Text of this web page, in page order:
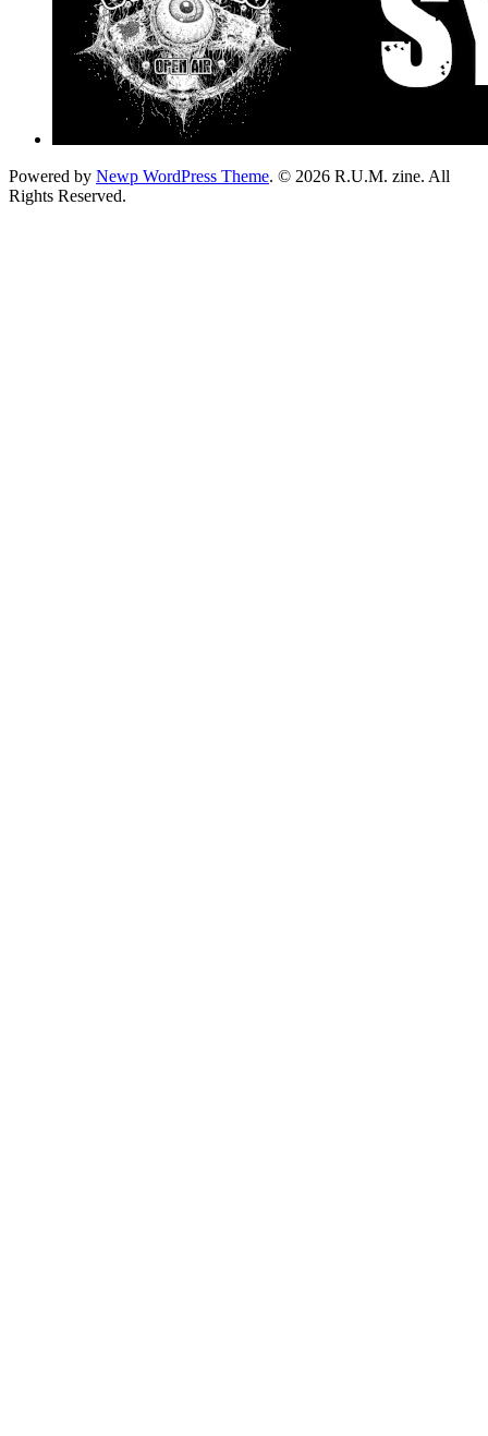
Powered by Newp WordPress Theme. © 2026 R.U.M. zine. All
Rights Reserved.